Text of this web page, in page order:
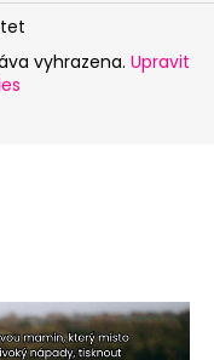
vyhrazena. Upravit